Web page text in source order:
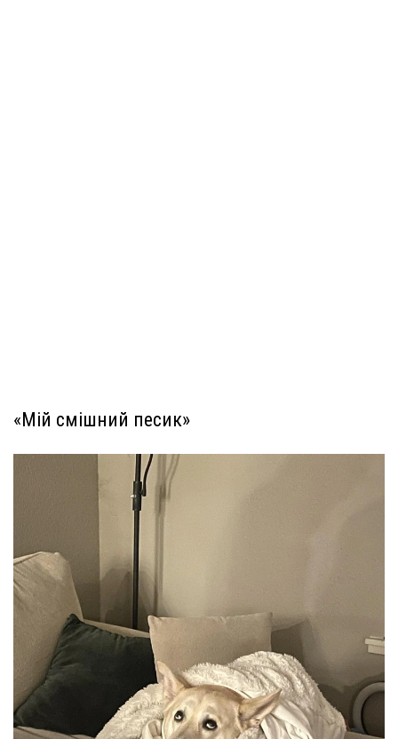
«Мій смішний песик»